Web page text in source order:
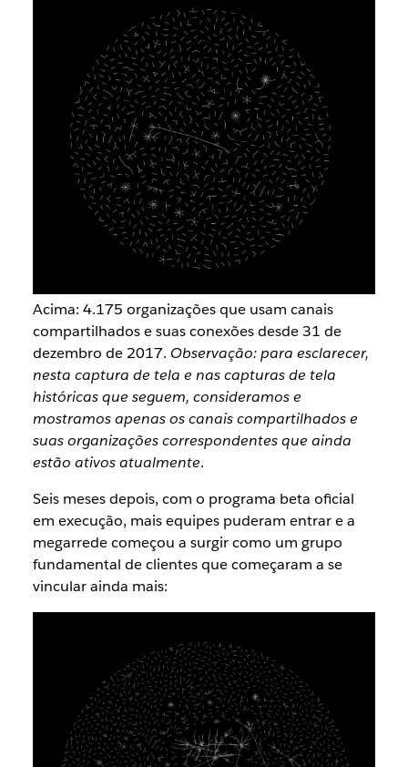
Acima: 4.175 organizações que usam canais
compartilhados e suas conexões desde 31 de
dezembro de 2017. Observação: para esclarecer,
nesta captura de tela e nas capturas de tela
históricas que seguem, consideramos e
mostramos apenas os canais compartilhados e
suas organizações correspondentes que ainda
estão ativos atualmente.
Seis meses depois, com o programa beta oficial
em execução, mais equipes puderam entrar e a
megarrede começou a surgir como um grupo
fundamental de clientes que começaram a se
vincular ainda mais: